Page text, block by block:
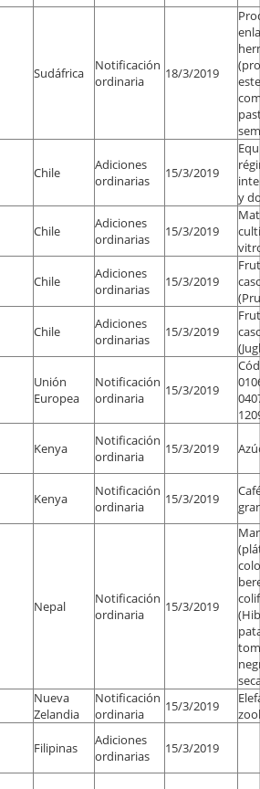
Sudáfrica
Notificación
ordinaria
18/3/2019
Chile
Adiciones
ordinarias
15/3/2019
y
Chile
Adiciones
ordinarias
15/3/2019
Chile
Adiciones
ordinarias
15/3/2019
Chile
Adiciones
ordinarias
15/3/2019
Unión
Europea
Notificación
ordinaria
15/3/2019
Kenya
Notificación
ordinaria
15/3/2019
Kenya
Notificación
ordinaria
15/3/2019
Nepal
Notificación
ordinaria
15/3/2019
Nueva
Zelandia
Notificación
ordinaria
15/3/2019
Filipinas
Adiciones
ordinarias
15/3/2019